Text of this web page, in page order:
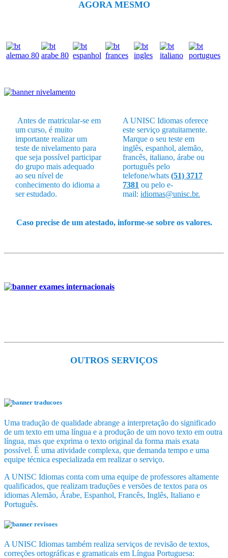
AGORA MESMO
Antes de matricular-se em
um curso, é muito
importante realizar um
teste de nivelamento para
que seja possível participar
do grupo mais adequado
ao seu nível de
conhecimento do idioma a
ser estudado.
A UNISC Idiomas oferece
este serviço gratuitamente.
Marque o seu teste em
inglês, espanhol, alemão,
francês, italiano, árabe ou
português pelo
telefone/whats (51) 3717
7381 ou pelo e-
mail: idiomas@unisc.br.
Caso precise de um atestado, informe-se sobre os valores.
OUTROS SERVIÇOS
Uma tradução de qualidade abrange a interpretação do significado
de um texto em uma língua e a produção de um novo texto em outra
língua, mas que exprima o texto original da forma mais exata
possível. É uma atividade complexa, que demanda tempo e uma
equipe técnica especializada em realizar o serviço.
A UNISC Idiomas conta com uma equipe de professores altamente
qualificados, que realizam traduções e versões de textos para os
idiomas Alemão, Árabe, Espanhol, Francês, Inglês, Italiano e
Português.
A UNISC Idiomas também realiza serviços de revisão de textos,
correções ortográficas e gramaticais em Língua Portuguesa: